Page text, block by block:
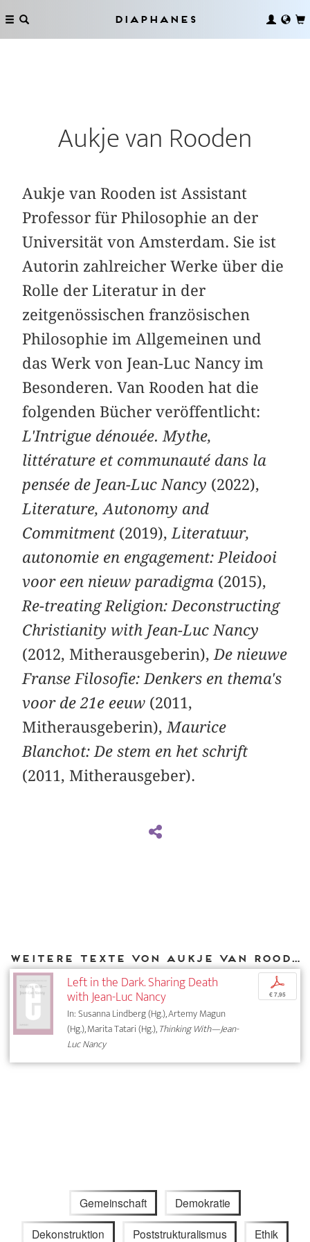
Diaphanes
Aukje van Rooden
Aukje van Rooden ist Assistant
Professor für Philosophie an der
Universität von Amsterdam. Sie ist
Autorin zahlreicher Werke über die
Rolle der Literatur in der
zeitgenössischen französischen
Philosophie im Allgemeinen und
das Werk von Jean-Luc Nancy im
Besonderen. Van Rooden hat die
folgenden Bücher veröffentlicht:
L'Intrigue dénouée. Mythe,
littérature et communauté dans la
pensée de Jean-Luc Nancy (2022),
Literature, Autonomy and
Commitment (2019), Literatuur,
autonomie en engagement: Pleidooi
voor een nieuw paradigma (2015),
Re-treating Religion: Deconstructing
Christianity with Jean-Luc Nancy
(2012, Mitherausgeberin), De nieuwe
Franse Filosofie: Denkers en thema's
voor de 21e eeuw (2011,
Mitherausgeberin), Maurice
Blanchot: De stem en het schrift
(2011, Mitherausgeber).
Weitere Texte von Aukje van Rooden bei DIAPHANES
Left in the Dark. Sharing Death
with Jean-Luc Nancy
In: Susanna Lindberg (Hg.), Artemy Magun
(Hg.), Marita Tatari (Hg.),Thinking With—Jean-
Luc Nancy
p
€ 7,95
Gemeinschaft Demokratie
Dekonstruktion Poststrukturalismus Ethik